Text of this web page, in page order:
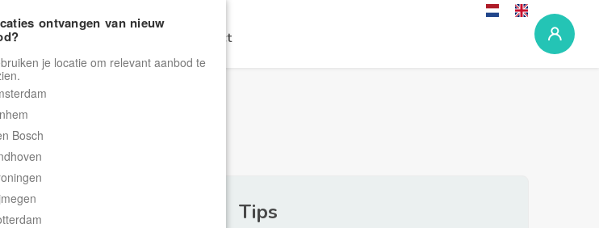
Contact
Tips
ontvangen van nieuw
je locatie om relevant aanbod te
Bosch